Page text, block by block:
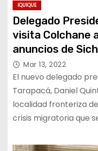
IQUIQUE
Delegado
visita Colchane
anuncios de
Mar 13, 2022
El nuevo delegado
Tarapacá, Daniel
localidad fronteriza
crisis migratoria que